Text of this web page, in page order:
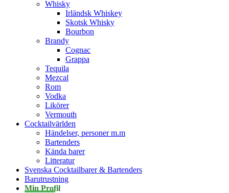
Whisky
Irländsk Whiskey
Skotsk Whisky
Bourbon
Brandy
Cognac
Grappa
Tequila
Mezcal
Rom
Vodka
Likörer
Vermouth
Cocktailvärlden
Händelser, personer m.m
Bartenders
Kända barer
Litteratur
Svenska Cocktailbarer & Bartenders
Barutrustning
Min Profil